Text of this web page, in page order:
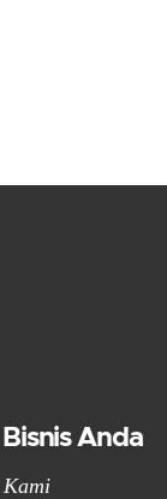
Anda
Kami